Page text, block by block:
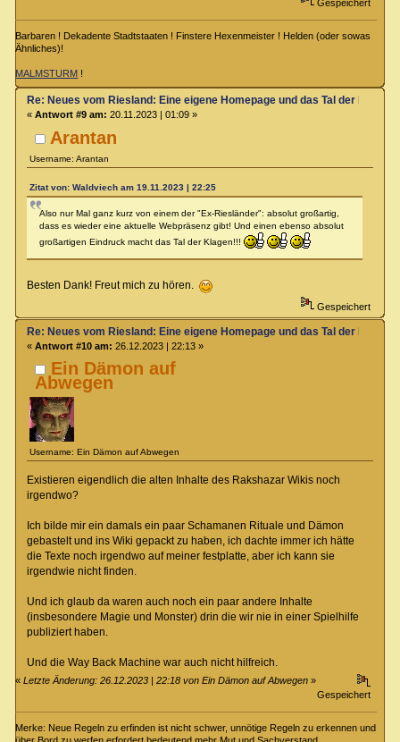
Gespeichert
Barbaren ! Dekadente Stadtstaaten ! Finstere Hexenmeister ! Helden (oder sowas
Ähnliches)!
MALMSTURM !
Arantan
Username: Arantan
Re: Neues vom Riesland: Eine eigene Homepage und das Tal der Klagen
« Antwort #9 am: 20.11.2023 | 01:09 »
Zitat von: Waldviech am 19.11.2023 | 22:25
Also nur Mal ganz kurz von einem der "Ex-Riesländer": absolut großartig,
dass es wieder eine aktuelle Webpräsenz gibt! Und einen ebenso absolut
großartigen Eindruck macht das Tal der Klagen!!!
Besten Dank! Freut mich zu hören.
Gespeichert
Ein Dämon auf
Abwegen
Username: Ein Dämon auf Abwegen
Re: Neues vom Riesland: Eine eigene Homepage und das Tal der Klagen
« Antwort #10 am: 26.12.2023 | 22:13 »
Existieren eigendlich die alten Inhalte des Rakshazar Wikis noch
irgendwo?
Ich bilde mir ein damals ein paar Schamanen Rituale und Dämon
gebastelt und ins Wiki gepackt zu haben, ich dachte immer ich hätte
die Texte noch irgendwo auf meiner festplatte, aber ich kann sie
irgendwie nicht finden.
Und ich glaub da waren auch noch ein paar andere Inhalte
(insbesondere Magie und Monster) drin die wir nie in einer Spielhilfe
publiziert haben.
Und die Way Back Machine war auch nicht hilfreich.
«Letzte Änderung: 26.12.2023 | 22:18 von Ein Dämon auf Abwegen »
Gespeichert
Merke: Neue Regeln zu erfinden ist nicht schwer, unnötige Regeln zu erkennen und